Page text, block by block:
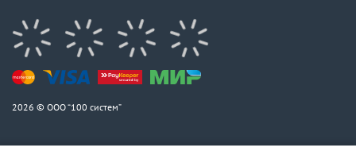
2026 © ООО “100 систем”